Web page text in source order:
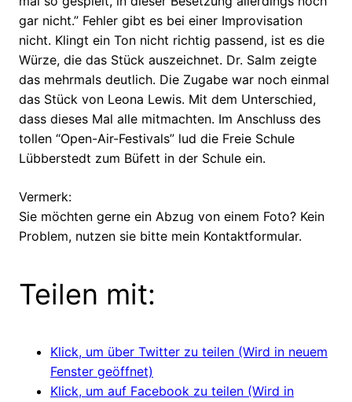
gar nicht.” Fehler gibt es bei einer Improvisation
nicht. Klingt ein Ton nicht richtig passend, ist es die
Würze, die das Stück auszeichnet. Dr. Salm zeigte
das mehrmals deutlich. Die Zugabe war noch einmal
das Stück von Leona Lewis. Mit dem Unterschied,
dass dieses Mal alle mitmachten. Im Anschluss des
tollen “Open-Air-Festivals” lud die Freie Schule
Lübberstedt zum Büfett in der Schule ein.
Vermerk:
Sie möchten gerne ein Abzug von einem Foto? Kein
Problem, nutzen sie bitte mein Kontaktformular.
Teilen mit:
Klick, um über Twitter zu teilen (Wird in neuem
Fenster geöffnet)
Klick, um auf Facebook zu teilen (Wird in